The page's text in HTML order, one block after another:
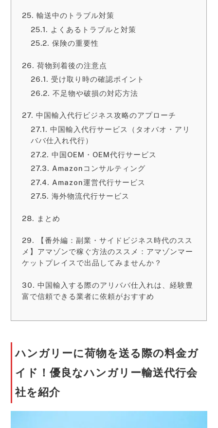
輸送中のトラブル対策
よくあるトラブルと対策
保険の重要性
荷物到着後の注意点
受け取り時の確認ポイント
不足物や破損の対応方法
中国輸入代行ビジネス攻略のアプローチ
中国輸入代行サービス（タオバオ・アリ
ババ仕入れ代行）
中国OEM・OEM代行サービス
Amazonコンサルティング
Amazon運営代行サービス
海外物流代行サービス
まとめ
【番外編：副業・サイドビジネス時代のスス
メ】アマゾンで稼ぐ方法のススメ：アマゾンマー
ケットプレイスで出品してみませんか？
中国輸入する際のアリババ仕入れは、経験豊
富で信頼できる業者に依頼がおすすめ
ハンガリーに荷物を送る際の料金ガ
イド！優良なハンガリー輸送代行会
社を紹介